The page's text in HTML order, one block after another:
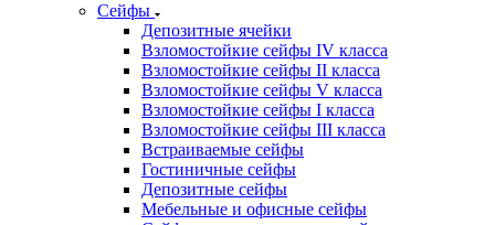
Сейфы
Депозитные ячейки
Взломостойкие сейфы IV класса
Взломостойкие сейфы II класса
Взломостойкие сейфы V класса
Взломостойкие сейфы I класса
Взломостойкие сейфы III класса
Встраиваемые сейфы
Гостиничные сейфы
Депозитные сейфы
Мебельные и офисные сейфы